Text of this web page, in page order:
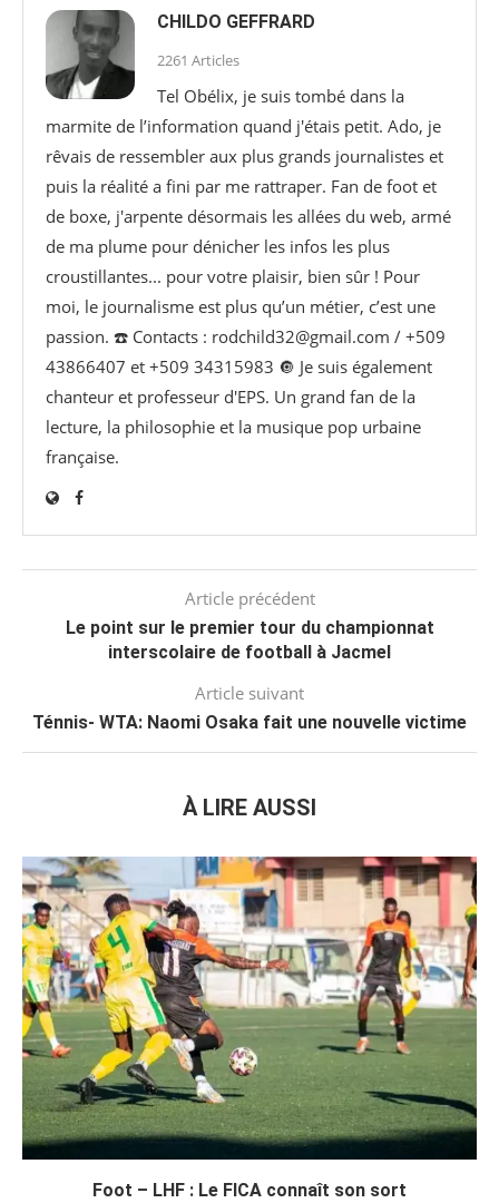
CHILDO GEFFRARD
2261 Articles
Tel Obélix, je suis tombé dans la
marmite de l’information quand j'étais petit. Ado, je
rêvais de ressembler aux plus grands journalistes et
puis la réalité a fini par me rattraper. Fan de foot et
de boxe, j'arpente désormais les allées du web, armé
de ma plume pour dénicher les infos les plus
croustillantes... pour votre plaisir, bien sûr ! Pour
moi, le journalisme est plus qu’un métier, c’est une
passion. ☎️ Contacts : rodchild32@gmail.com / +509
43866407 et +509 34315983 🔘 Je suis également
chanteur et professeur d'EPS. Un grand fan de la
lecture, la philosophie et la musique pop urbaine
française.
Article précédent
Le point sur le premier tour du championnat
interscolaire de football à Jacmel
Article suivant
Ténnis- WTA: Naomi Osaka fait une nouvelle victime
À LIRE AUSSI
Foot – LHF : Le FICA connaît son sort